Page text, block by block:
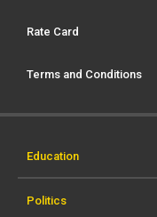
Rate Card
Terms and Conditions
Education
Politics